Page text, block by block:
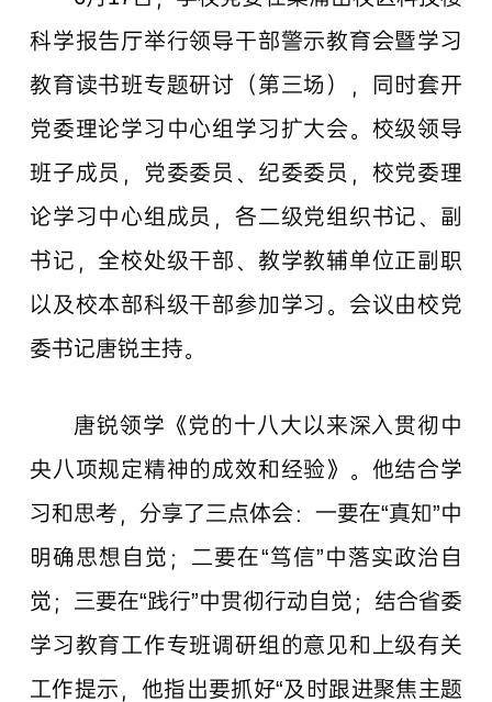
科学报告厅举行领导干部警示教育会暨学习
教育读书班专题研讨（第三场），同时套开
党委理论学习中心组学习扩大会。校级领导
班子成员，党委委员、纪委委员，校党委理
论学习中心组成员，各二级党组织书记、副
书记，全校处级干部、教学教辅单位正副职
以及校本部科级干部参加学习。会议由校党
委书记唐锐主持。
唐锐领学《党的十八大以来深入贯彻中
央八项规定精神的成效和经验》。他结合学
习和思考，分享了三点体会：一要在“真知”中
明确思想自觉；二要在“笃信”中落实政治自
觉；三要在“践行”中贯彻行动自觉；结合省委
学习教育工作专班调研组的意见和上级有关
工作提示，他指出要抓好“及时跟进聚焦主题